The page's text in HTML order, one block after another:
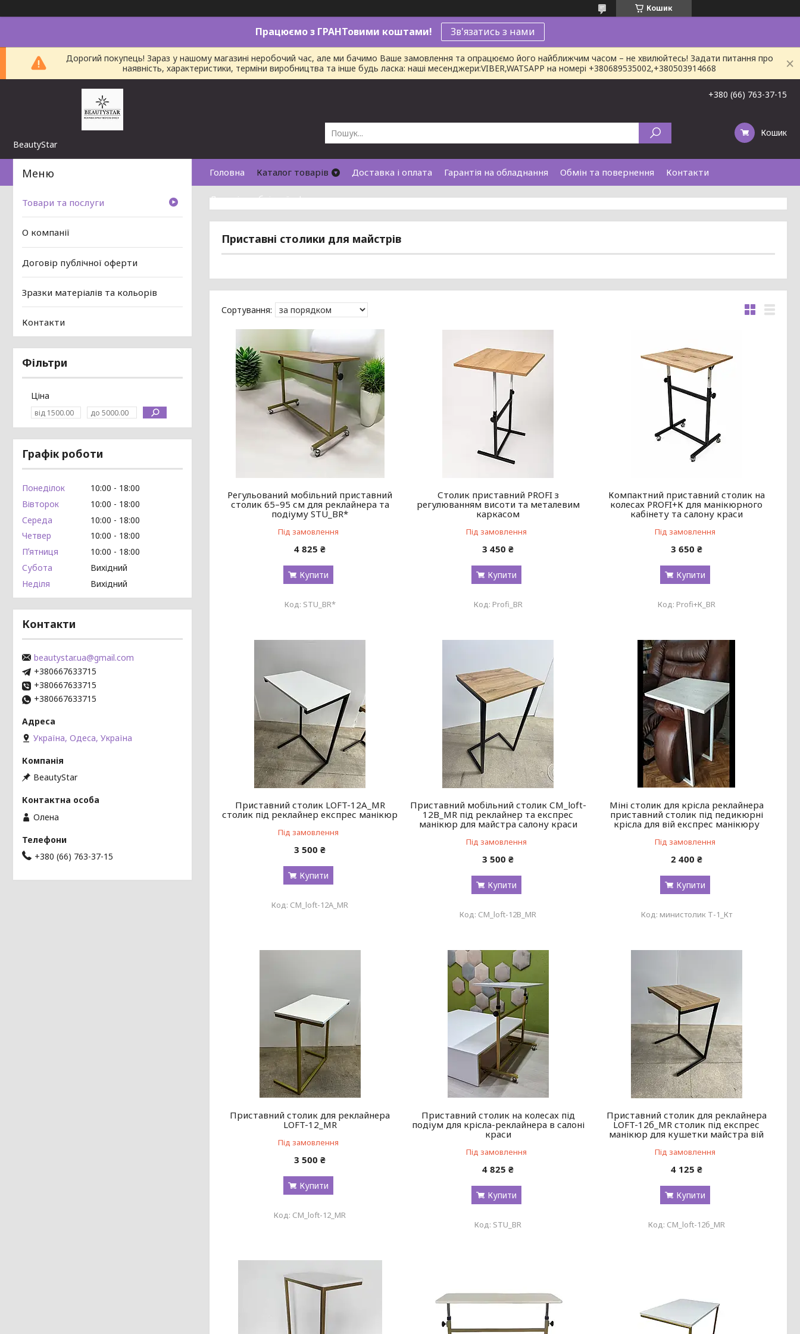
Кошик
Працюємо з ГРАНТовими коштами! Зв'язатись з нами
Дорогий покупець! Зараз у нашому магазині неробочий час, але ми бачимо Ваше замовлення та опрацюємо його найближчим часом – не хвилюйтесь! Задати питання про
наявність, характеристики, терміни виробництва та інше будь ласка: наші месенджери:VIBER,WATSAPP на номері +380689535002,+380503914668
BeautyStar
+380 (66) 763-37-15
Кошик
Головна Каталог товарів Доставка і оплата Гарантія на обладнання Обмін та повернення Контакти
Договір публічної оферти
Приставні столики для майстрів
Регульований мобільний приставний
столик 65–95 см для реклайнера та
подіуму STU_BR*
Під замовлення
4 825 ₴
Купити
STU_BR*
Столик приставний PROFI з
регулюванням висоти та металевим
каркасом
Під замовлення
3 450 ₴
Купити
Profi_BR
Компактний приставний столик на
колесах PROFI+К для манікюрного
кабінету та салону краси
Під замовлення
3 650 ₴
Купити
Profi+К_BR
Приставний столик LOFT-12А_MR
столик під реклайнер експрес манікюр
Під замовлення
3 500 ₴
Купити
СМ_loft-12А_MR
Приставний мобільний столик СМ_loft-
12В_MR під реклайнер та експрес
манікюр для майстра салону краси
Під замовлення
3 500 ₴
Купити
СМ_loft-12В_MR
Міні столик для крісла реклайнера
приставний столик під педикюрні
крісла для вій експрес манікюру
Під замовлення
2 400 ₴
Купити
министолик Т-1_Кт
Приставний столик для реклайнера
LOFT-12_MR
Під замовлення
3 500 ₴
Купити
СМ_loft-12_MR
Приставний столик на колесах під
подіум для крісла-реклайнера в салоні
краси
Під замовлення
4 825 ₴
Купити
STU_BR
Приставний столик для реклайнера
LOFT-12б_MR столик під експрес
манікюр для кушетки майстра вій
Під замовлення
4 125 ₴
Купити
СМ_loft-12б_MR
Товари та послуги
О компанії
Договір публічної оферти
Зразки матеріалів та кольорів
Контакти
Фільтри
Ціна
Графік роботи
Понеділок 10:00
18:00
Вівторок
10:00
18:00
Середа
10:00
18:00
Четвер
10:00
18:00
Пʼятниця
10:00
18:00
Субота
Вихідний
Неділя
Вихідний
Контакти
beautystar.ua@gmail.com
+380667633715
+380667633715
+380667633715
Україна, Одеса, Україна
BeautyStar
Олена
+380 (66) 763-37-15